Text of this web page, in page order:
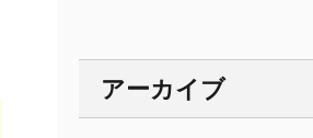
アーカイブ